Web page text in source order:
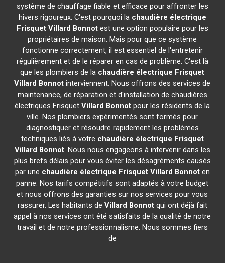
système de chauffage fiable et efficace pour affronter les
hivers rigoureux. C'est pourquoi la chaudière électrique
Frisquet Villard Bonnotest une option populaire pour les
propriétaires de maison. Mais pour que ce système
fonctionne correctement, il est essentiel de l'entretenir
régulièrement et de le réparer en cas de problème. C'est là
que les plombiers de la chaudière électrique Frisquet
Villard Bonnot interviennent. Nous offrons des services de
maintenance, de réparation et d'installation de chaudières
électriques FrisquetVillard Bonnot pour les résidents de la
ville. Nos plombiers expérimentés sont formés pour
diagnostiquer et résoudre rapidement les problèmes
techniques liés à votre chaudière électrique Frisquet
Villard Bonnot. Nous nous engageons à intervenir dans les
plus brefs délais pour vous éviter les désagréments causés
par une chaudière électrique Frisquet Villard Bonnoten
panne. Nos tarifs compétitifs sont adaptés à votre budget
et nous offrons des garanties sur nos services pour vous
rassurer. Les habitants de Villard Bonnotqui ont déjà fait
appel à nos services ont été satisfaits de la qualité de notre
travail et de notre professionnalisme. Nous sommes fiers
de